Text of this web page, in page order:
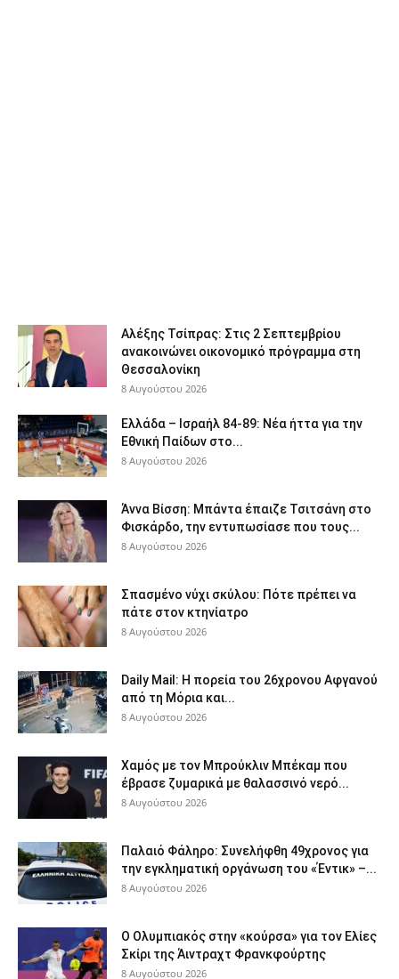
Αλέξης Τσίπρας: Στις 2 Σεπτεμβρίου
ανακοινώνει οικονομικό πρόγραμμα στη
Θεσσαλονίκη
8 Αυγούστου 2026
Ελλάδα – Ισραήλ 84-89: Νέα ήττα για την
Εθνική Παίδων στο...
8 Αυγούστου 2026
Άννα Βίσση: Μπάντα έπαιζε Τσιτσάνη στο
Φισκάρδο, την εντυπωσίασε που τους...
8 Αυγούστου 2026
Σπασμένο νύχι σκύλου: Πότε πρέπει να
πάτε στον κτηνίατρο
8 Αυγούστου 2026
Daily Mail: Η πορεία του 26χρονου Αφγανού
από τη Μόρια και...
8 Αυγούστου 2026
Χαμός με τον Μπρούκλιν Μπέκαμ που
έβρασε ζυμαρικά με θαλασσινό νερό...
8 Αυγούστου 2026
Παλαιό Φάληρο: Συνελήφθη 49χρονος για
την εγκληματική οργάνωση του «Έντικ» –...
8 Αυγούστου 2026
Ο Ολυμπιακός στην «κούρσα» για τον Ελίες
Σκίρι της Άιντραχτ Φρανκφούρτης
8 Αυγούστου 2026